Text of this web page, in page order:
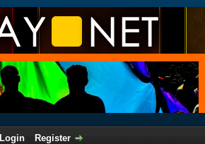
Login
Register